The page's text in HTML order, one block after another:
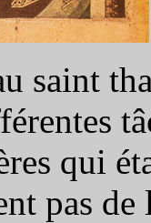
saint
qui
pas